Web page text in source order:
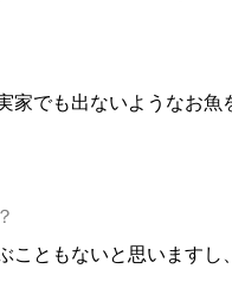
でも出ないようなお魚
ともないと思いますし